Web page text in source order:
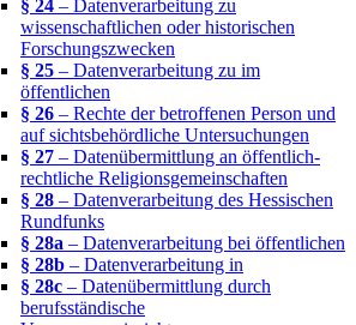
§ 24 – Datenverarbeitung zu
wissenschaftlichen oder historischen
Forschungszwecken
§ 25 – Datenverarbeitung zu im
öffentlichen
§ 26 – Rechte der betroffenen Person und
auf sichtsbehördliche Untersuchungen
§ 27 – Datenübermittlung an öffentlich-
rechtliche Religionsgemeinschaften
§ 28 – Datenverarbeitung des Hessischen
Rundfunks
§ 28a – Datenverarbeitung bei öffentlichen
§ 28b – Datenverarbeitung in
§ 28c – Datenübermittlung durch
berufsständische